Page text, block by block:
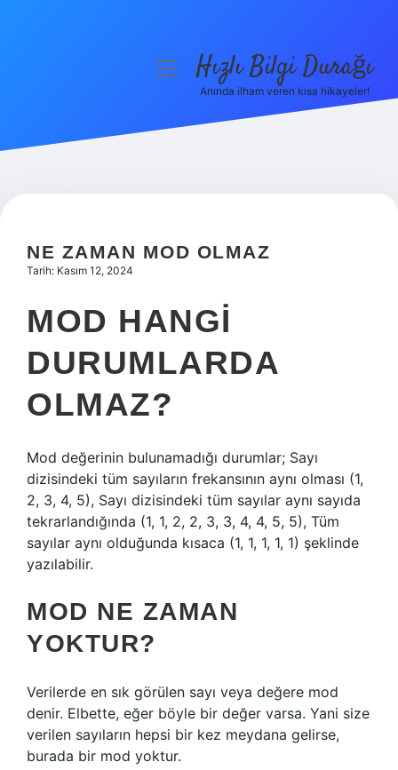
Hakkımızda
menüyüHızlı Bilgi Durağı
Anında ilham veren kısa hikayeler!
NE ZAMAN MOD OLMAZ
Tarih: Kasım 12, 2024
MOD HANGI
DURUMLARDA
OLMAZ?
Mod değerinin bulunamadığı durumlar; Sayı
dizisindeki tüm sayıların frekansının aynı olması (1,
2, 3, 4, 5), Sayı dizisindeki tüm sayılar aynı sayıda
tekrarlandığında (1, 1, 2, 2, 3, 3, 4, 4, 5, 5), Tüm
sayılar aynı olduğunda kısaca (1, 1, 1, 1, 1) şeklinde
yazılabilir.
MOD NE ZAMAN
YOKTUR?
Verilerde en sık görülen sayı veya değere mod
denir. Elbette, eğer böyle bir değer varsa. Yani size
verilen sayıların hepsi bir kez meydana gelirse,
burada bir mod yoktur.